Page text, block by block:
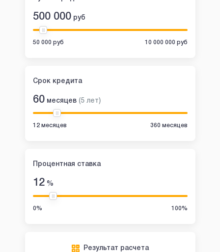
500 000 руб
50 000 руб 10 000 000 руб
Срок кредита
60 месяцев (5 лет)
12 месяцев 360 месяцев
Процентная ставка
12%
0% 100%
Результат расчета